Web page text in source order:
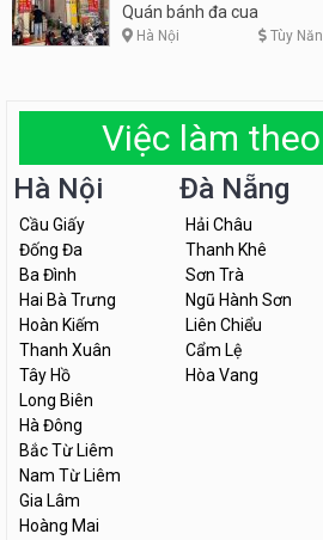
Quán bánh đa cua
Hà Nội Tùy
Việc làm
Hà Nội
Cầu Giấy
Đống Đa
Ba Đình
Hai Bà Trưng
Hoàn Kiếm
Thanh Xuân
Tây Hồ
Long Biên
Hà Đông
Bắc Từ Liêm
Nam Từ Liêm
Gia Lâm
Hoàng Mai
Đà Nẵng
Hải Châu
Thanh Khê
Sơn Trà
Ngũ Hành Sơn
Liên Chiểu
Cẩm Lệ
Hòa Vang